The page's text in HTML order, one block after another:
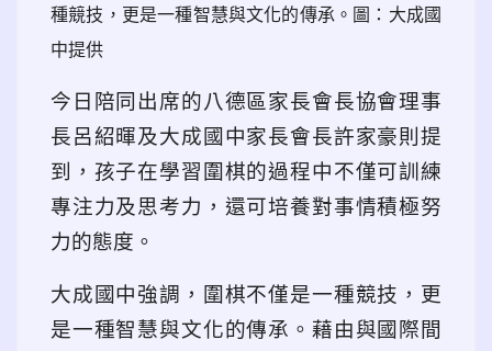
種競技，更是一種智慧與文化的傳承。圖：大成國
中提供
今日陪同出席的八德區家長會長協會理事
長呂紹暉及大成國中家長會長許家豪則提
到，孩子在學習圍棋的過程中不僅可訓練
專注力及思考力，還可培養對事情積極努
力的態度。
大成國中強調，圍棋不僅是一種競技，更
是一種智慧與文化的傳承。藉由與國際間